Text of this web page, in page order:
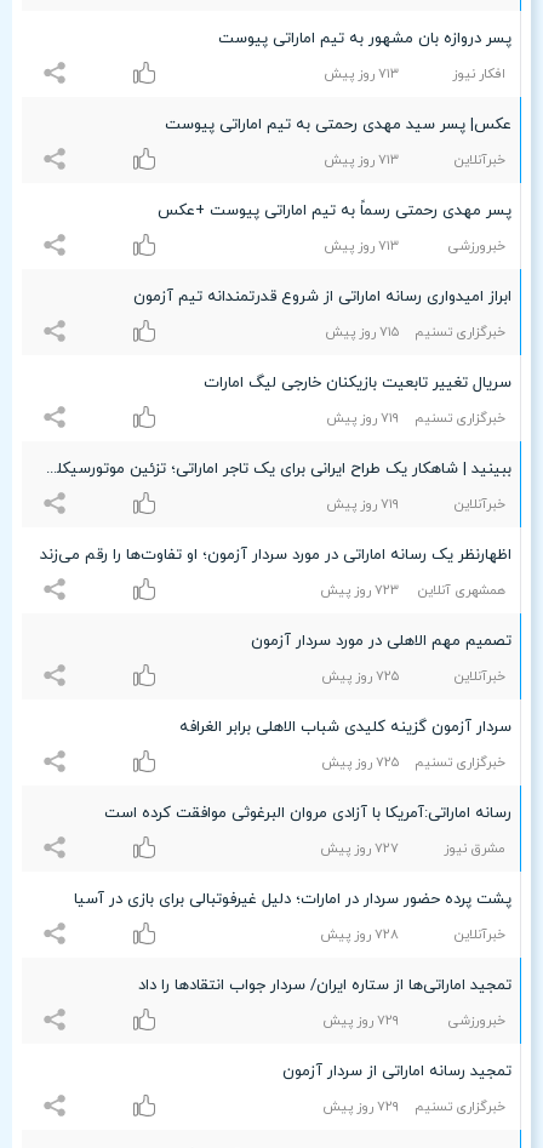
پسر دروازه بان مشهور به تیم اماراتی پیوست
افکار نیوز ۷۱٣ روز پیش
عکس| پسر سید مهدی رحمتی به تیم اماراتی پیوست
خبرآنلاین ۷۱٣ روز پیش
پسر مهدی رحمتی رسماً به تیم اماراتی پیوست +عکس
خبرورزشی ۷۱٣ روز پیش
ابراز امیدواری رسانه اماراتی از شروع قدرتمندانه تیم آزمون
خبرگزاری تسنیم ۷۱۵ روز پیش
سریال تغییر تابعیت بازیکنان خارجی لیگ امارات
خبرگزاری تسنیم ۷۱٩ روز پیش
ببینید | شاهکار یک طراح ایرانی برای یک تاجر اماراتی؛ تزئین موتورسیکلت با طلا به ارزش ۳۰ میلیارد تومان
خبرآنلاین ۷۱٩ روز پیش
اظهارنظر یک رسانه اماراتی در مورد سردار آزمون؛ او تفاوت‌ها را رقم می‌زند
همشهری آنلاین ۷۲٣ روز پیش
تصمیم مهم الاهلی در مورد سردار آزمون
خبرآنلاین ۷۲۵ روز پیش
سردار آزمون گزینه کلیدی شباب الاهلی برابر الغرافه
خبرگزاری تسنیم ۷۲۵ روز پیش
رسانه اماراتی:آمریکا با آزادی مروان‌ البرغوثی موافقت‌ کرده‌ است
مشرق نیوز ۷۲۷ روز پیش
پشت پرده حضور سردار در امارات؛ دلیل غیرفوتبالی برای بازی در آسیا
خبرآنلاین ۷۲۸ روز پیش
تمجید اماراتی‌ها از ستاره ایران/ سردار جواب انتقادها را داد
خبرورزشی ۷۲٩ روز پیش
تمجید رسانه اماراتی از سردار آزمون
خبرگزاری تسنیم ۷۲٩ روز پیش